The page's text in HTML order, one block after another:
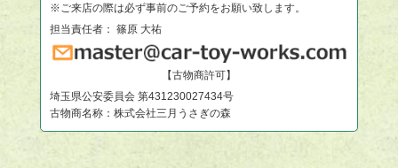
※ご来店の際は必ず事前のご予約をお願い致します。
担当責任者： 篠原 大祐
【古物商許可】
埼玉県公安委員会 第431230027434号
古物商名称：株式会社三月うさぎの森